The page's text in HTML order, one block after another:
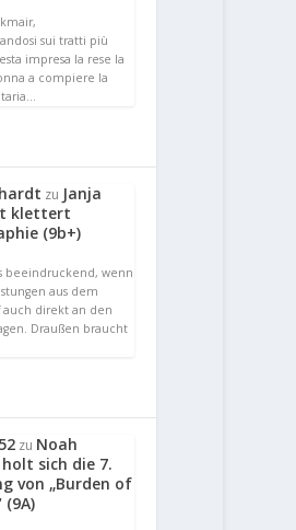
sui tratti più
impresa la rese la
a compiere la
zu Janja
klettert
(9b+)
beeindruckend, wenn
aus dem
direkt an den
Draußen braucht
zu Noah
sich die 7.
von „Burden of
(9A)